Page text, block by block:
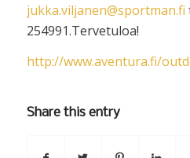
jukka.viljanen@sportman.fi
254991.Tervetuloa!
http://www.aventura.fi/
Share this entry